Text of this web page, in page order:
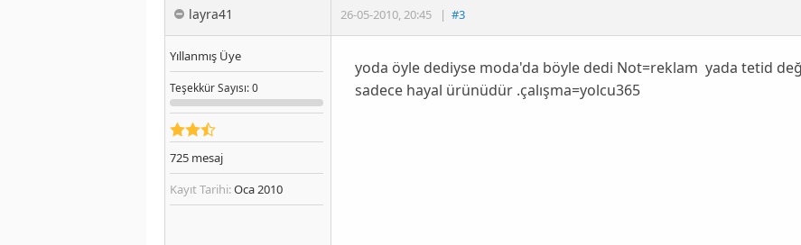
layra41 26-05-2010,20:45 | #3
Yıllanmış Üye
TeşekkürSayısı: 0
725 mesaj
Kayıt Tarihi:Oca 2010
yoda öyle dediyse moda'da böyle dedi Not=reklam yada tetid
sadece hayal ürünüdür .çalışma=yolcu365